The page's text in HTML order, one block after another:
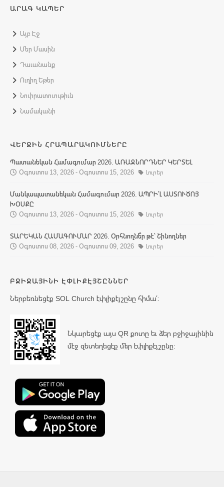
ԱՐԱԳ ԿԱՊԵՐ
Այբ Էջ
Մեր Մասին
Դաւանանք
Ուղիղ Եթեր
Նուիրատուութիւն
Նամականի
ՎԵՐՋԻՆ ՀՐԱՊԱՐԱԿՈՒՄՆԵՐԸ
Պատանեկան Համագումար 2026. ԱՌԱՋՆՈՐԴՆԵՐ ԿԵՐՏԵԼ
Օգոստոս 13, 2026 - Օգոստոս 15, 2026
Լուրեր
Մանկապատանեկան Համագումար 2026. ԱՊՐԻ՛Լ ԱՍՏՈՒԾՈՅ
ԽՕՍՔԸ
Օգոստոս 13, 2026 - Օգոստոս 15, 2026
Լուրեր
ՏԱՐԵԿԱՆ ՀԱՄԱԳՈՒՄԱՐ 2026. Օրհնողնե՞ր թէ՝ Շինողներ
Օգոստոս 08, 2026 - Օգոստոս 09, 2026
Լուրեր
ԲՋԻՋԱՅԻՆԻ ԷՓԼԻՔԷՅՇԸՆՆԵՐ
Ներբեռնեցէք SOL Church էփլիքէյշընը հիմա՛։
Նկարեցէք այս QR քոտը եւ ձեր բջիջայինին
մէջ զետեղեցէք մեր էփլիքէյշընը: